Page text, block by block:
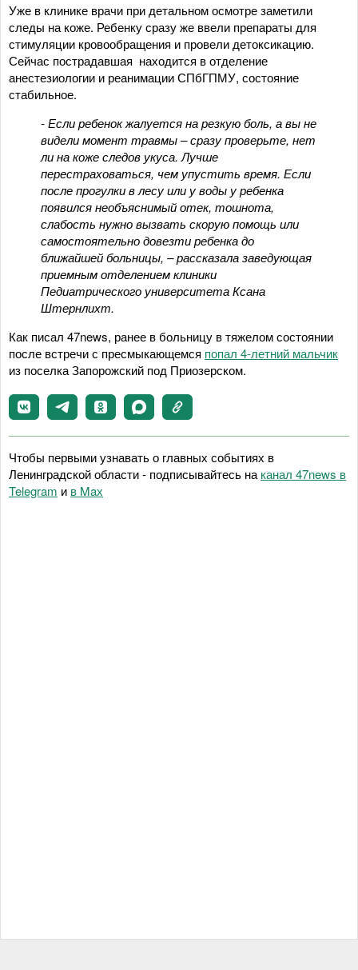
Уже в клинике врачи при детальном осмотре заметили
следы на коже. Ребенку сразу же ввели препараты для
стимуляции кровообращения и провели детоксикацию.
Сейчас пострадавшая находится в отделение
анестезиологии и реанимации СПбГПМУ, состояние
стабильное.
- Если ребенок жалуется на резкую боль, а вы не
видели момент травмы – сразу проверьте, нет
ли на коже следов укуса. Лучше
перестраховаться, чем упустить время. Если
после прогулки в лесу или у воды у ребенка
появился необъяснимый отек, тошнота,
слабость нужно вызвать скорую помощь или
самостоятельно довезти ребенка до
ближайшей больницы, – рассказала заведующая
приемным отделением клиники
Педиатрического университета Ксана
Штернлихт.
Как писал 47news, ранее в больницу в тяжелом состоянии
после встречи с пресмыкающемся попал 4-летний мальчик
из поселка Запорожский под Приозерском.
Чтобы первыми узнавать о главных событиях в
Ленинградской области - подписывайтесь на канал 47news в
Telegram и в Maх